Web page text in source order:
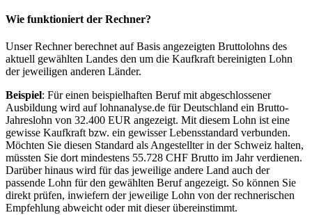
Wie funktioniert der Rechner?
Unser Rechner berechnet auf Basis angezeigten Bruttolohns des
aktuell gewählten Landes den um die Kaufkraft bereinigten Lohn
der jeweiligen anderen Länder.
Beispiel: Für einen beispielhaften Beruf mit abgeschlossener
Ausbildung wird auf lohnanalyse.de für Deutschland ein Brutto-
Jahreslohn von 32.400 EUR angezeigt. Mit diesem Lohn ist eine
gewisse Kaufkraft bzw. ein gewisser Lebensstandard verbunden.
Möchten Sie diesen Standard als Angestellter in der Schweiz halten,
müssten Sie dort mindestens 55.728 CHF Brutto im Jahr verdienen.
Darüber hinaus wird für das jeweilige andere Land auch der
passende Lohn für den gewählten Beruf angezeigt. So können Sie
direkt prüfen, inwiefern der jeweilige Lohn von der rechnerischen
Empfehlung abweicht oder mit dieser übereinstimmt.